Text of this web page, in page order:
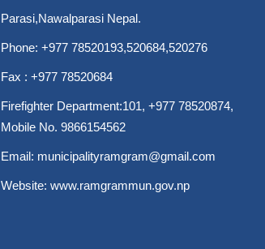
Parasi,Nawalparasi Nepal.
Phone: +977 78520193,520684,520276
Fax : +977 78520684
Firefighter Department:101, +977 78520874,
Mobile No. 9866154562
Email: municipalityramgram@gmail.com
Website: www.ramgrammun.gov.np